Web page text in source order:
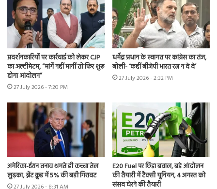
प्रदर्शनकारियों पर कार्रवाई को लेकर CJP
का अल्टीमेटम, “मांगें नहीं मानीं तो फिर शुरू
होगा आंदोलन”
27 July 2026 - 7:20 PM
धर्मेंद्र प्रधान के स्वागत पर कांग्रेस का तंज,
बोली- ‘कहीं बीजेपी भारत रत्न न दे दे’
27 July 2026 - 2:32 PM
अमेरिका-ईरान तनाव थमते ही कच्चा तेल
लुढ़का, ब्रेंट क्रूड में 5% की बड़ी गिरावट
E20 Fuel पर छिड़ा बवाल, बड़े आंदोलन
की तैयारी में टैक्सी यूनियन, 4 अगस्त को
संसद घेरने की तैयारी